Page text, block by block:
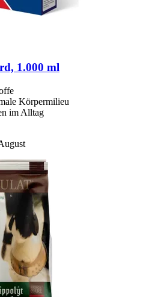
1.000 ml
Körpermilieu
im Alltag